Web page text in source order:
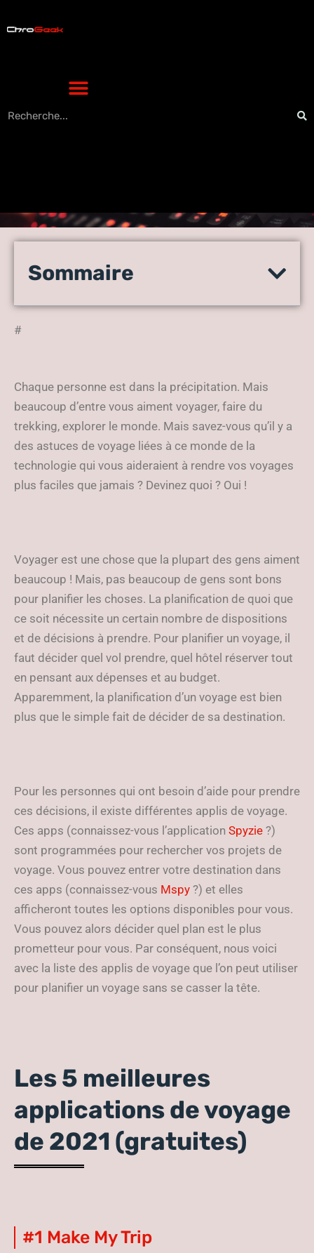
applications de voyage pour
(GRATUITES)
Sommaire
#
Chaque personne est dans la précipitation. Mais
beaucoup d’entre vous aiment voyager, faire du
trekking, explorer le monde. Mais savez-vous qu’il y a
des astuces de voyage liées à ce monde de la
technologie qui vous aideraient à rendre vos voyages
plus faciles que jamais ? Devinez quoi ? Oui !
Voyager est une chose que la plupart des gens aiment
beaucoup ! Mais, pas beaucoup de gens sont bons
pour planifier les choses. La planification de quoi que
ce soit nécessite un certain nombre de dispositions
et de décisions à prendre. Pour planifier un voyage, il
faut décider quel vol prendre, quel hôtel réserver tout
en pensant aux dépenses et au budget.
Apparemment, la planification d’un voyage est bien
plus que le simple fait de décider de sa destination.
Pour les personnes qui ont besoin d’aide pour prendre
ces décisions, il existe différentes applis de voyage.
Ces apps (connaissez-vous l’application Spyzie ?)
sont programmées pour rechercher vos projets de
voyage. Vous pouvez entrer votre destination dans
ces apps (connaissez-vous Mspy ?) et elles
afficheront toutes les options disponibles pour vous.
Vous pouvez alors décider quel plan est le plus
prometteur pour vous. Par conséquent, nous voici
avec la liste des applis de voyage que l’on peut utiliser
pour planifier un voyage sans se casser la tête.
Les 5 meilleures
applications de voyage
de 2021 (gratuites)
#1 Make My Trip